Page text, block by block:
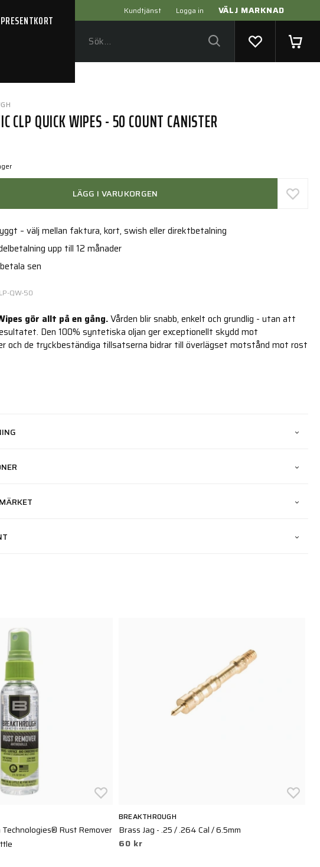
Kundtjänst Logga in VÄLJ MARKNAD
PRESENTKORT
CLP QUICK WIPES - 50 COUNT CANISTER
LÄGG I VARUKORGEN
– välj mellan faktura, kort, swish eller direktbetalning
upp till 12 månader
sen
QW-50
gör allt på en gång.Vården blir snabb, enkelt och grundlig - utan att
Den 100% syntetiska oljan ger exceptionellt skydd mot
och de tryckbeständiga tillsatserna bidrar till överlägset motstånd mot rost
Rust Remover
BREAKTHROUGH
Brass Jag - .25 / .264 Cal / 6.5mm
60 kr